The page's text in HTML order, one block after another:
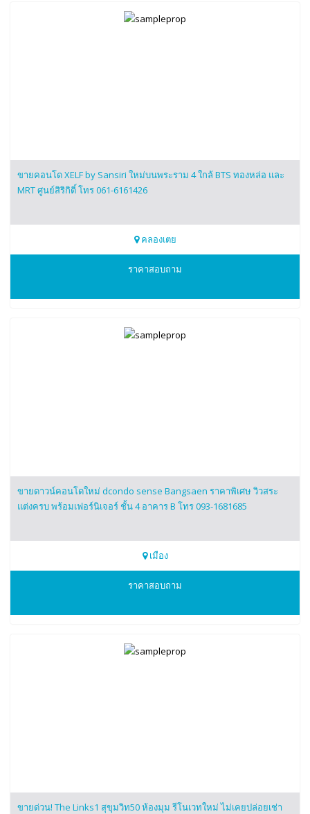
0616161426
ขายคอนโด XELF by Sansiri ใหม่บนพระราม 4 ใกล้ BTS ทองหล่อ และ
MRT ศูนย์สิริกิติ์ โทร 061-6161426
คลองเตย
ราคาสอบถาม
0931681685
dcondo sense Bangsaen
ขายดาวน์คอนโดใหม่ dcondo sense Bangsaen ราคาพิเศษ วิวสระ
แต่งครบ พร้อมเฟอร์นิเจอร์ ชั้น 4 อาคาร B โทร 093-1681685
เมือง
ราคาสอบถาม
ขายด่วน! The Links1 สุขุมวิท50 ห้องมุม รีโนเวทใหม่ ไม่เคยปล่อยเช่า